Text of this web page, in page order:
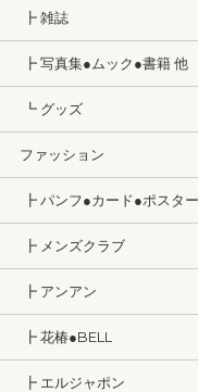
┣ 雑誌
┣ 写真集●ムック●書籍 他
┗ グッズ
ファッション
┣ パンフ●カード●ポスタ
┣ メンズクラブ
┣ アンアン
┣ 花椿●BELL
┣ エルジャポン